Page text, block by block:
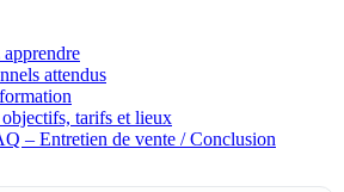
attendus
tarifs et lieux
– Entretien de vente / Conclusion